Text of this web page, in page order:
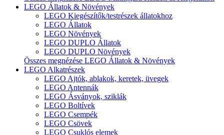
LEGO Állatok & Növények
LEGO Kiegészítők/testrészek állatokhoz
LEGO Állatok
LEGO Növények
LEGO DUPLO Állatok
LEGO DUPLO Növények
Összes megnézése LEGO Állatok & Növények
LEGO Alkatrészek
LEGO Ajtók, ablakok, keretek, üvegek
LEGO Antennák
LEGO Ásványok, sziklák
LEGO Boltívek
LEGO Csempék
LEGO Csövek
LEGO Csuklós elemek